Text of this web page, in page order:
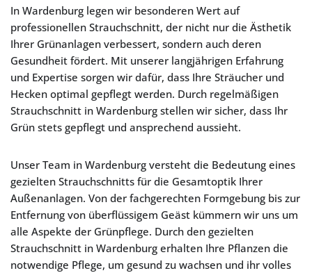
In Wardenburg legen wir besonderen Wert auf
professionellen Strauchschnitt, der nicht nur die Ästhetik
Ihrer Grünanlagen verbessert, sondern auch deren
Gesundheit fördert. Mit unserer langjährigen Erfahrung
und Expertise sorgen wir dafür, dass Ihre Sträucher und
Hecken optimal gepflegt werden. Durch regelmäßigen
Strauchschnitt in Wardenburg stellen wir sicher, dass Ihr
Grün stets gepflegt und ansprechend aussieht.
Unser Team in Wardenburg versteht die Bedeutung eines
gezielten Strauchschnitts für die Gesamtoptik Ihrer
Außenanlagen. Von der fachgerechten Formgebung bis zur
Entfernung von überflüssigem Geäst kümmern wir uns um
alle Aspekte der Grünpflege. Durch den gezielten
Strauchschnitt in Wardenburg erhalten Ihre Pflanzen die
notwendige Pflege, um gesund zu wachsen und ihr volles